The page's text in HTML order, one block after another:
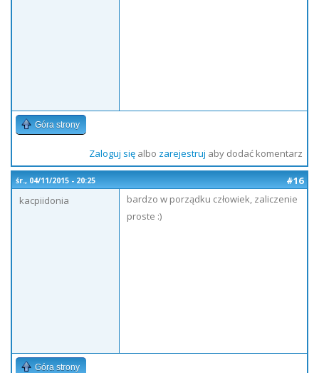
Góra strony
Zaloguj sięalbo zarejestruj aby dodać komentarz
śr., 04/11/2015 - 20:25
#16
kacpiidonia
bardzo w porządku człowiek, zaliczenie
proste :)
Góra strony